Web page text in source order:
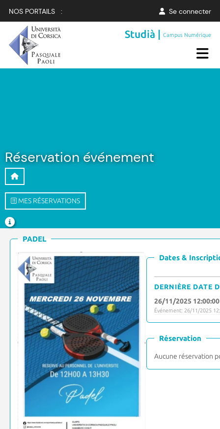
NOS PORTAILS : Se connecter
Studià |Campus Numérique
Réservation événement
MES RÉSERVATIONS
PADEL
Dates &
DERNIÈRE DATE
26/11/2025 12:00:00
Événement: 26/11/2025
Réservation
Aucune réservation